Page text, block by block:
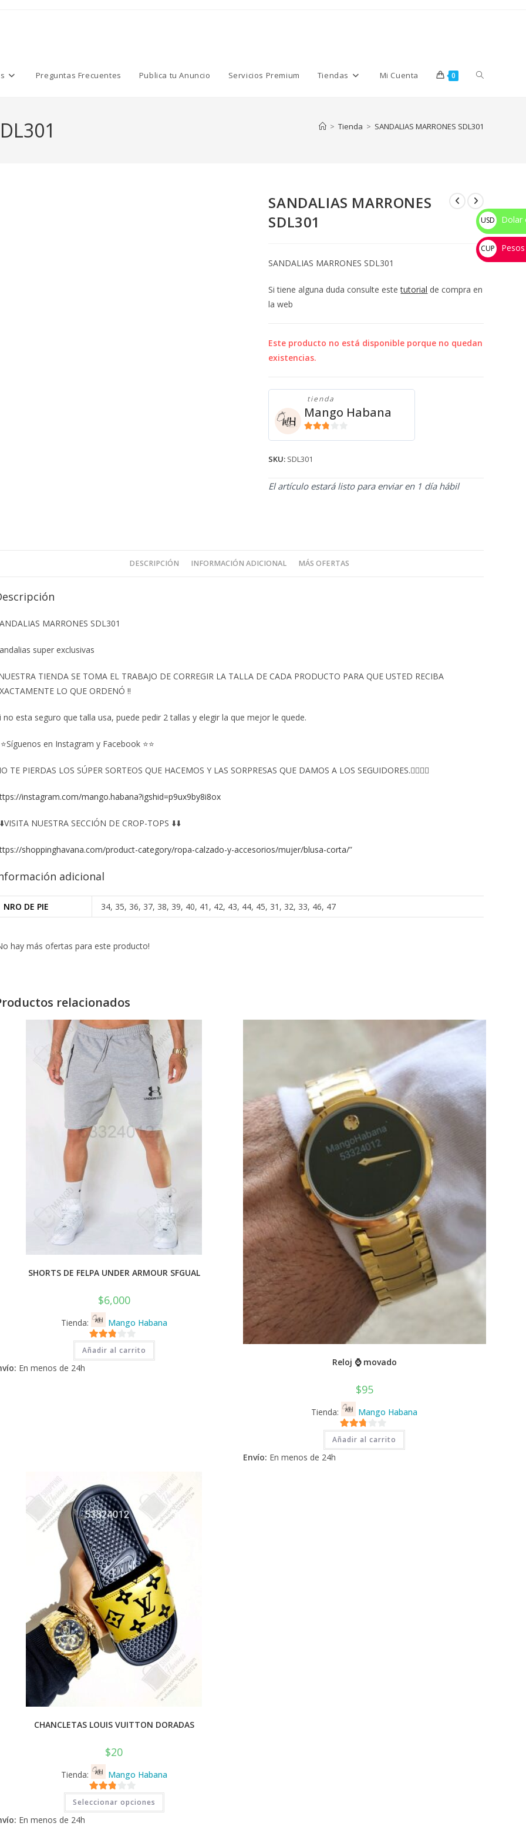
Preguntas Frecuentes Publica tu Anuncio Servicios Premium Tiendas Mi Cuenta 0 Alternar
la
web
> Tienda > SANDALIAS MARRONES SDL301
SANDALIAS MARRONES
SDL301
SANDALIAS MARRONES SDL301
Si tiene alguna duda consulte estetutorial de compra en
la web
Este producto no está disponible porque no quedan
existencias.
tienda
Mango Habana
SKU: SDL301
El artículo estará listo para enviar en 1 día hábil
DESCRIPCIÓN INFORMACIÓN ADICIONAL MÁS OFERTAS
MARRONES SDL301
super exclusivas
TIENDA SE TOMA EL TRABAJO DE CORREGIR LA TALLA DE CADA PRODUCTO PARA QUE USTED RECIBA
LO QUE ORDENÓ ‼️
no esta seguro que talla usa, puede pedir 2 tallas y elegir la que mejor le quede.
en Instagram y Facebook ⭐⭐
TE PIERDAS LOS SÚPER SORTEOS QUE HACEMOS Y LAS SORPRESAS QUE DAMOS A LOS SEGUIDORES.👇🏻👇🏻
instagram.com/mango.habana?igshid=p9ux9by8i8ox
NUESTRA SECCIÓN DE CROP-TOPS ⬇️⬇️
shoppinghavana.com/product-category/ropa-calzado-y-accesorios/mujer/blusa-corta/”
adicional
NRO DE PIE 34, 35, 36, 37, 38, 39, 40, 41, 42, 43, 44, 45, 31, 32, 33, 46, 47
hay más ofertas para este producto!
relacionados
SHORTS DE FELPA UNDER ARMOUR SFGUAL
$6,000
Tienda: Mango Habana
2.71
de 5
Añadir al carrito
En menos de 24h
Reloj ⌚ movado
$95
Tienda: Mango Habana
2.71
de 5
Añadir al carrito
Envío: En menos de 24h
CHANCLETAS LOUIS VUITTON DORADAS
$20
Tienda: Mango Habana
2.71
de 5
Seleccionar opciones
Este
tiene
En menos de 24h
USD
$
Dolar
CUP
💰
Pesos